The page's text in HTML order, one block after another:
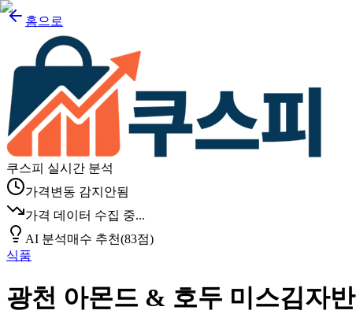
홈으로
쿠스피 실시간 분석
가격변동 감지안됨
가격 데이터 수집 중...
AI 분석매수 추천(83점)
식품
광천 아몬드 & 호두 미스김자반